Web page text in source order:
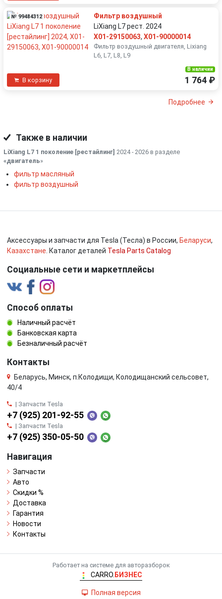
№ 99484312
Фильтр воздушный
LiXiang L7 рест. 2024
X01-29150063, X01-90000014
Фильтр воздушный двигателя, Lixiang
L6, L7, L8, L9
В корзину
В наличии
1 764 ₽
Подробнее
Также в наличии
LiXiang L7 1 поколение [рестайлинг] 2024 - 2026 в разделе
«двигатель»
фильтр масляный
фильтр воздушный
Аксессуары и запчасти для Tesla (Тесла) в России, Беларуси,
Казахстане . Каталог деталей Tesla Parts Catalog
Социальные сети и маркетплейсы
Способ оплаты
Наличный расчёт
Банковская карта
Безналичный расчёт
Контакты
Беларусь, Минск, п.Колодищи, Колодищанский сельсовет,
40/4
| Запчасти Tesla
+7 (925) 201-92-55
| Запчасти Tesla
+7 (925) 350-05-50
Навигация
Запчасти
Авто
Скидки %
Доставка
Гарантия
Новости
Контакты
Работает на системе для авторазборок
CARRO. БИЗНЕС
Полная версия